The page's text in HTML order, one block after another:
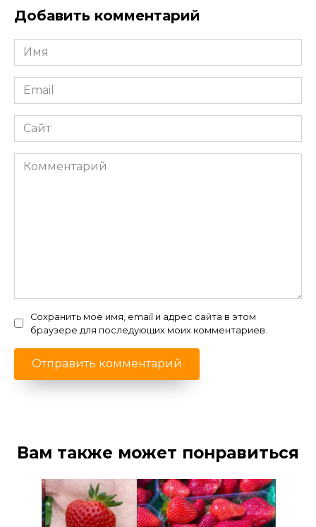
Добавить комментарий
Имя
*
Email
*
Сайт
Комментарий
Сохранить моё имя, email и адрес сайта в этом
браузере для последующих моих комментариев.
Вам также может понравиться